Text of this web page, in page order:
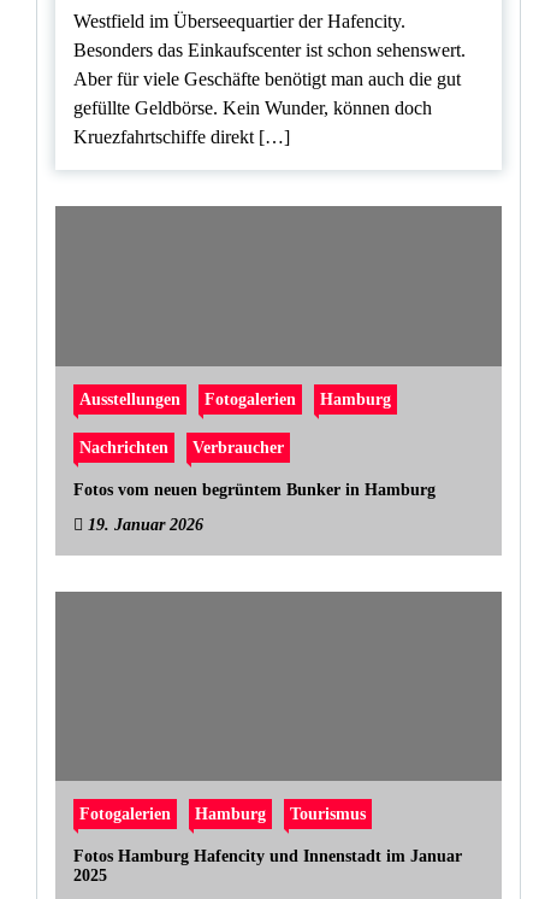
Westfield im Überseequartier der Hafencity.
Besonders das Einkaufscenter ist schon sehenswert.
Aber für viele Geschäfte benötigt man auch die gut
gefüllte Geldbörse. Kein Wunder, können doch
Kruezfahrtschiffe direkt […]
Ausstellungen Fotogalerien Hamburg
Nachrichten Verbraucher
Fotos vom neuen begrüntem Bunker in Hamburg
19. Januar 2026
Fotogalerien Hamburg Tourismus
Fotos Hamburg Hafencity und Innenstadt im Januar
2025